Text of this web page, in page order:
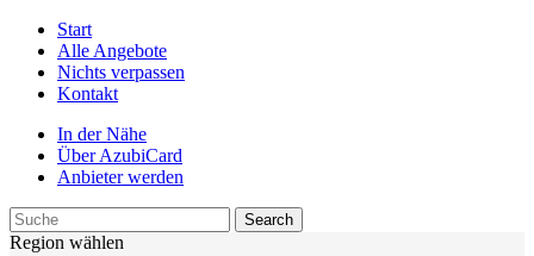
Start
Alle Angebote
Nichts verpassen
Kontakt
In der Nähe
Über AzubiCard
Anbieter werden
Region wählen